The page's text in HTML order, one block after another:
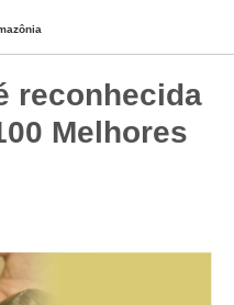
reconhecida
Melhores